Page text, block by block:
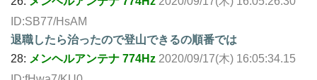
ID:SB77/HsAM
退職したら治ったので登山できるの順番では
28: メンヘルアンテナ 774Hz 2020/09/17(木) 16:05:34.15